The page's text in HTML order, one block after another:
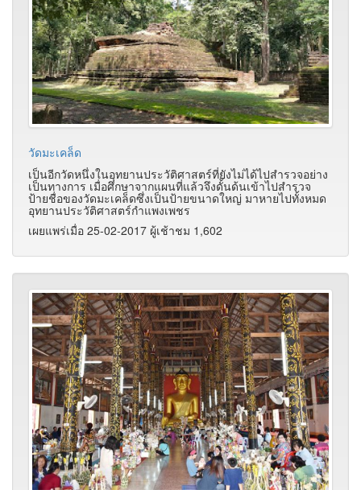
วัดมะเคล็ด
เป็นอีกวัดหนึ่งในอุทยานประวัติศาสตร์ที่ยังไม่ได้ไปสำรวจอย่าง
เป็นทางการ เมื่อศึกษาจากแผนที่แล้วจึงดั้นด้นเข้าไปสำรวจ
ป้ายชื่อของวัดมะเคล็ดซึ่งเป็นป้ายขนาดใหญ่ มาหายไปทั้งหมด
อุทยานประวัติศาสตร์กำแพงเพชร
เผยแพร่เมื่อ 25-02-2017 ผู้เช้าชม 1,602